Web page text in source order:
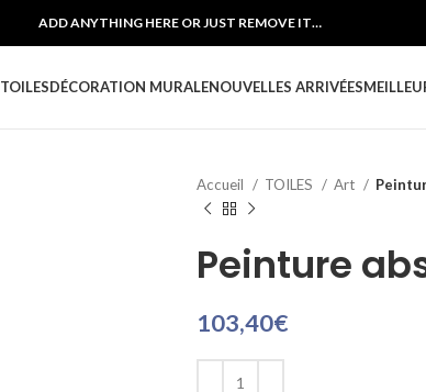
ADD ANYTHING HERE OR JUST REMOVE IT…
TOILESDÉCORATION MURALENOUVELLES ARRIVÉES
Accueil TOILES Art
Peinture
103,40€